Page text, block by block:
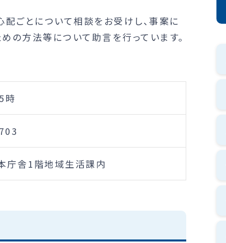
ごとについて相談をお受けし、事案に
の方法等について助言を行っています。
時
庁舎1階地域生活課内